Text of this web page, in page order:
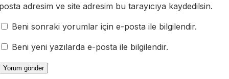
adresim ve site adresim bu tarayıcıya kaydedilsin.
Beni sonraki yorumlar için e-posta ile bilgilendir.
Beni yeni yazılarda e-posta ile bilgilendir.